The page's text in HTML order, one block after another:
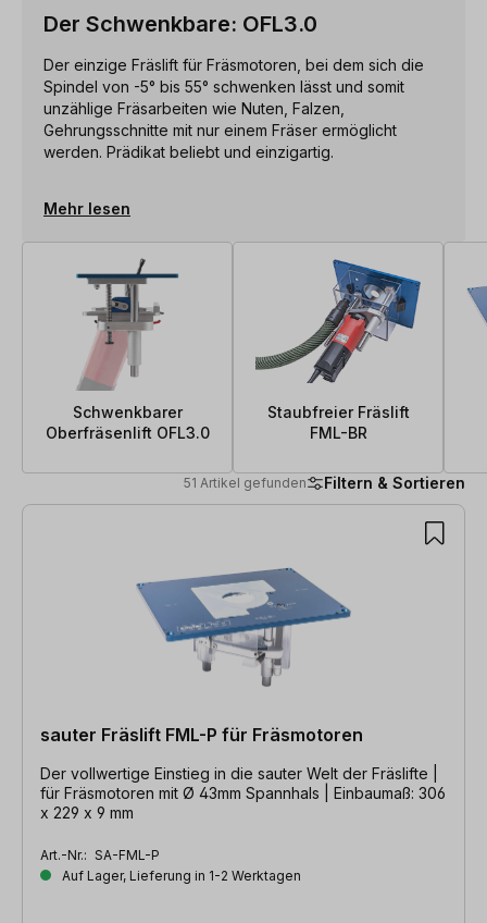
Der Schwenkbare: OFL3.0
Der einzige Fräslift für Fräsmotoren, bei dem sich die
Spindel von -5° bis 55° schwenken lässt und somit
unzählige Fräsarbeiten wie Nuten, Falzen,
Gehrungsschnitte mit nur einem Fräser ermöglicht
werden. Prädikat beliebt und einzigartig.
Mehr lesen
Schwenkbarer
Oberfräsenlift OFL3.0
Staubfreier Fräslift
FML-BR
51 Artikel gefunden Filtern & Sortieren
51 Artikel gefunden
sauter Fräslift FML-P für Fräsmotoren
Der vollwertige Einstieg in die sauter Welt der Fräslifte |
für Fräsmotoren mit Ø 43mm Spannhals | Einbaumaß: 306
x 229 x 9 mm
Art.-Nr.: SA-FML-P
Auf Lager, Lieferung in 1-2 Werktagen